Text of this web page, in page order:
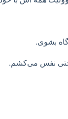
بشوی.
نفس می‌کشم.